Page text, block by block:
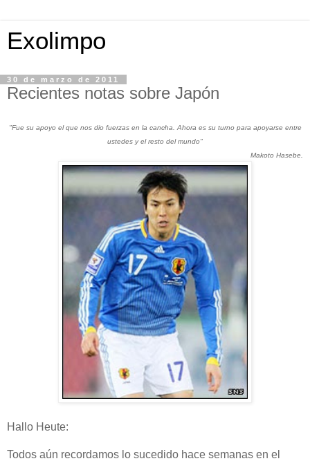
Exolimpo
30 de marzo de 2011
Recientes notas sobre Japón
"Fue su apoyo el que nos dio fuerzas en la cancha. Ahora es su turno para apoyarse entre
ustedes y el resto del mundo"
Makoto Hasebe.
Hallo Heute:
Todos aún recordamos lo sucedido hace semanas en el